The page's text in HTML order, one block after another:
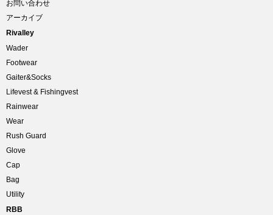
お問い合わせ
アーカイブ
Rivalley
Wader
Footwear
Gaiter&Socks
Lifevest & Fishingvest
Rainwear
Wear
Rush Guard
Glove
Cap
Bag
Utility
RBB